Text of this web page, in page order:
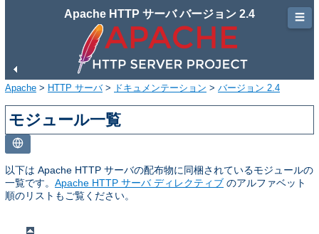
Apache HTTP サーバ バージョン 2.4
Apache > HTTP サーバ> ドキュメンテーション > バージョン 2.4
モジュール一覧
以下は Apache HTTP サーバの配布物に同梱されているモジュールの
一覧です。 Apache HTTP サーバ ディレクティブ のアルファベット
順のリストもご覧ください。
☰